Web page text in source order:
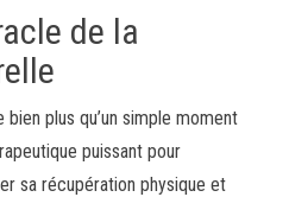
de la
plus qu’un simple moment
puissant pour
sa récupération physique et